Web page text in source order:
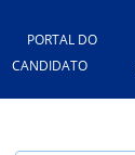
PORTAL DO
CANDIDATO